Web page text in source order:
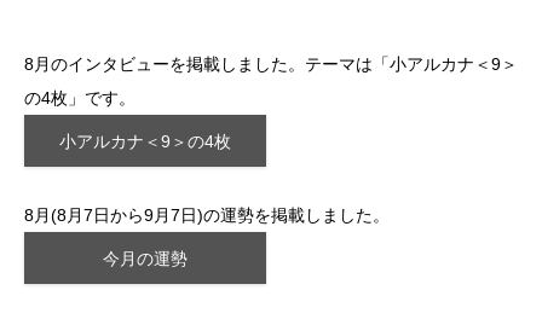
8月のインタビューを掲載しました。テーマは「小アルカナ＜9＞
の4枚」です。
小アルカナ＜9＞の4枚
8月(8月7日から9月7日)の運勢を掲載しました。
今月の運勢